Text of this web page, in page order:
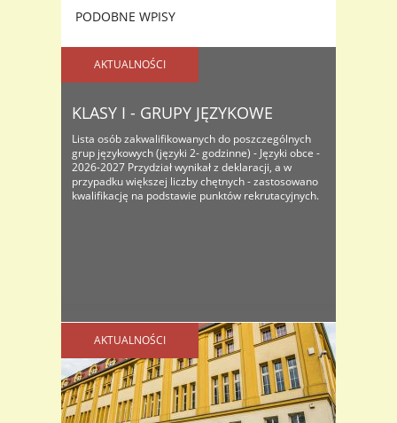
PODOBNE WPISY
AKTUALNOŚCI
KLASY I - GRUPY JĘZYKOWE
Lista osób zakwalifikowanych do poszczególnych
grup językowych (języki 2- godzinne) - Języki obce -
2026-2027 Przydział wynikał z deklaracji, a w
przypadku większej liczby chętnych - zastosowano
kwalifikację na podstawie punktów rekrutacyjnych.
AKTUALNOŚCI